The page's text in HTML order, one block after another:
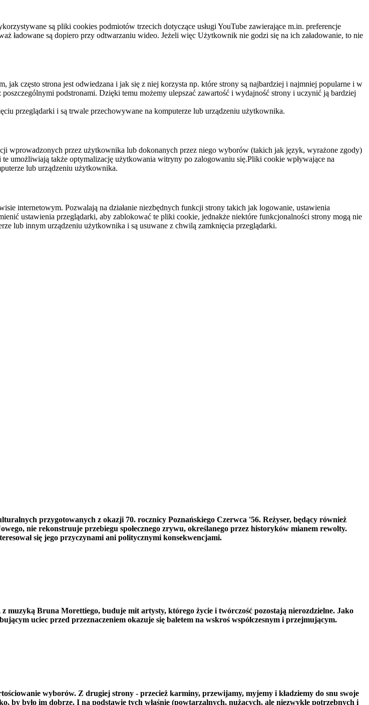
są pliki cookies podmiotów trzecich dotyczące usługi YouTube zawierające m.in. preferencje
ładowane są dopiero przy odtwarzaniu wideo. Jeżeli więc Użytkownik nie godzi się na ich załadowanie, to nie
często strona jest odwiedzana i jak się z niej korzysta np. które strony są najbardziej i najmniej popularne i w
podstronami. Dzięki temu możemy ulepszać zawartość i wydajność strony i uczynić ją bardziej
przeglądarki i są trwale przechowywane na komputerze lub urządzeniu użytkownika.
wprowadzonych przez użytkownika lub dokonanych przez niego wyborów (takich jak język, wyrażone zgody)
umożliwiają także optymalizację użytkowania witryny po zalogowaniu się.Pliki cookie wpływające na
lub urządzeniu użytkownika.
internetowym. Pozwalają na działanie niezbędnych funkcji strony takich jak logowanie, ustawienia
ustawienia przeglądarki, aby zablokować te pliki cookie, jednakże niektóre funkcjonalności strony mogą nie
lub innym urządzeniu użytkownika i są usuwane z chwilą zamknięcia przeglądarki.
przygotowanych z okazji 70. rocznicy Poznańskiego Czerwca '56. Reżyser, będący również
nie rekonstruuje przebiegu społecznego zrywu, określanego przez historyków mianem rewolty.
się jego przyczynami ani politycznymi konsekwencjami.
Bruna Morettiego, buduje mit artysty, którego życie i twórczość pozostają nierozdzielne. Jako
uciec przed przeznaczeniem okazuje się baletem na wskroś współczesnym i przejmującym.
wyborów. Z drugiej strony - przecież karminy, przewijamy, myjemy i kładziemy do snu swoje
by było im dobrze. I na podstawie tych właśnie (powtarzalnych, nużących, ale niezwykle potrzebnych i